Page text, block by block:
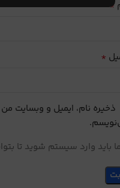
*
*
ذخیره نام، ایمیل و وبسایت
باید وارد سیستم شوید تا